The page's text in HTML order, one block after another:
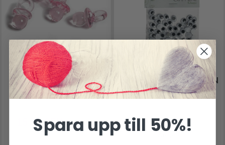
CRAFT LINE NAPPAR
LJUSRÖD 20 MM, 10 ST
15.95 SEK19.95 SEK
CRAFT LINE RULLÖGON
OVAL 10 MM, 40 ST
19.95 SEK24.95 SEK
Spara upp till 50%!